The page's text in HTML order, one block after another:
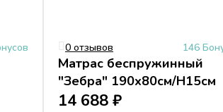
0 отзывов 146
Матрас беспружинный
"Зебра" 190х80см/H15см
14 688 ₽